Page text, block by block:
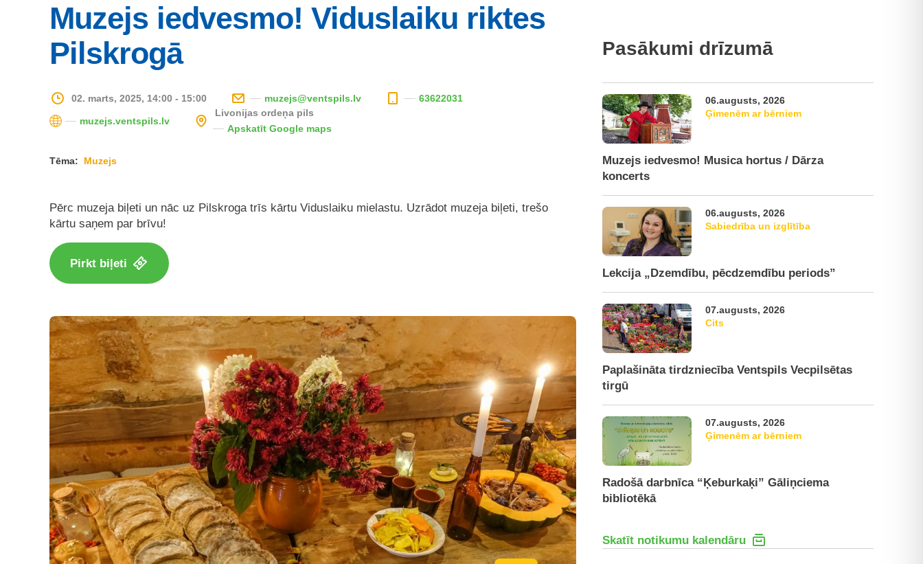
Muzejs iedvesmo! Viduslaiku riktes
Pilskrogā
02. marts, 2025, 14:00 - 15:00 muzejs@ventspils.lv 63622031
muzejs.ventspils.lv
Livonijas ordeņa pils
Apskatīt Google maps
Tēma: Muzejs
Pērc muzeja biļeti un nāc uz Pilskroga trīs kārtu Viduslaiku mielastu. Uzrādot muzeja biļeti, trešo
kārtu saņem par brīvu!
Pirkt biļeti
Pasākumi drīzumā
06.augusts, 2026
Ģimenēm ar bērniem
Muzejs iedvesmo! Musica hortus / Dārza
koncerts
06.augusts, 2026
Sabiedrība un izglītība
Lekcija „Dzemdību, pēcdzemdību periods”
07.augusts, 2026
Cits
Paplašināta tirdzniecība Ventspils Vecpilsētas
tirgū
07.augusts, 2026
Ģimenēm ar bērniem
Radošā darbnīca “Ķeburkaķi” Gāliņciema
bibliotēkā
Skatīt notikumu kalendāru